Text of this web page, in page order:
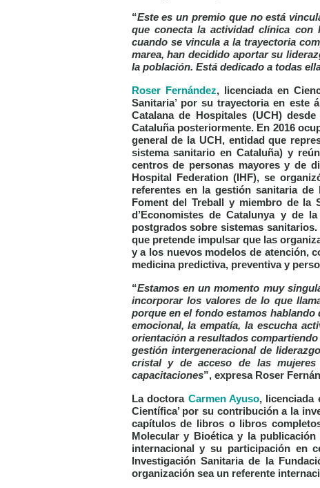
“Este es un premio que no está
que conecta la actividad clínica con
cuando se vincula a la trayectoria
marea, han decidido aportar su
la población. Está dedicado a todas
Roser Fernández, licenciada en
Sanitaria’por su trayectoria en este
Catalana de Hospitales (UCH)
Cataluña posteriormente. En 2016
general de la UCH, entidad que
sistema sanitario en Cataluña) y
centros de personas mayores y de
Hospital Federation (IHF), se
referentes en la gestión sanitaria
Foment del Treball y miembro de la
d’Economistes de Catalunya y de
postgrados sobre sistemas
que pretende impulsar que las
y a los nuevos modelos de atención,
medicina predictiva, preventiva y
“Estamos en un momento muy
incorporar los valores de lo que
porque en el fondo estamos
emocional, la empatía, la escucha
orientación a resultados
gestión intergeneracional de
cristal y de acceso de las
capacitaciones”, expresa Roser
La doctora Carmen Ayuso, licenciada
Científica’por su contribución a la
capítulos de libros o libros
Molecular y Bioética y la
internacional y su participación en
Investigación Sanitaria de la
organización sea un referente